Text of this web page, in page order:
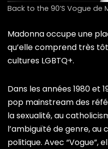
Back to the 90’S Vogue de
Madonna occupe une
qu’elle comprend très
cultures LGBTQ+.
Dans les années 1980 et
pop mainstream des
la sexualité, au
l’ambiguïté de genre,
politique. Avec “Vogue”,